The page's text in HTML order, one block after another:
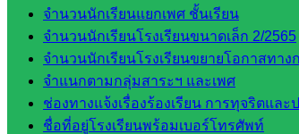
จำนวนนักเรียนแยกเพศ ชั้นเรียน
จำนวนนักเรียนโรงเรียนขนาดเล็ก 2/2565
จำนวนนักเรียนโรงเรียนขยายโอกาสทาง
จำแนกตามกลุ่มสาระฯ และเพศ
ช่องทางแจ้งเรื่องร้องเรียน การทุจริตแล
ชื่อที่อยู่โรงเรียนพร้อมเบอร์โทรศัพท์